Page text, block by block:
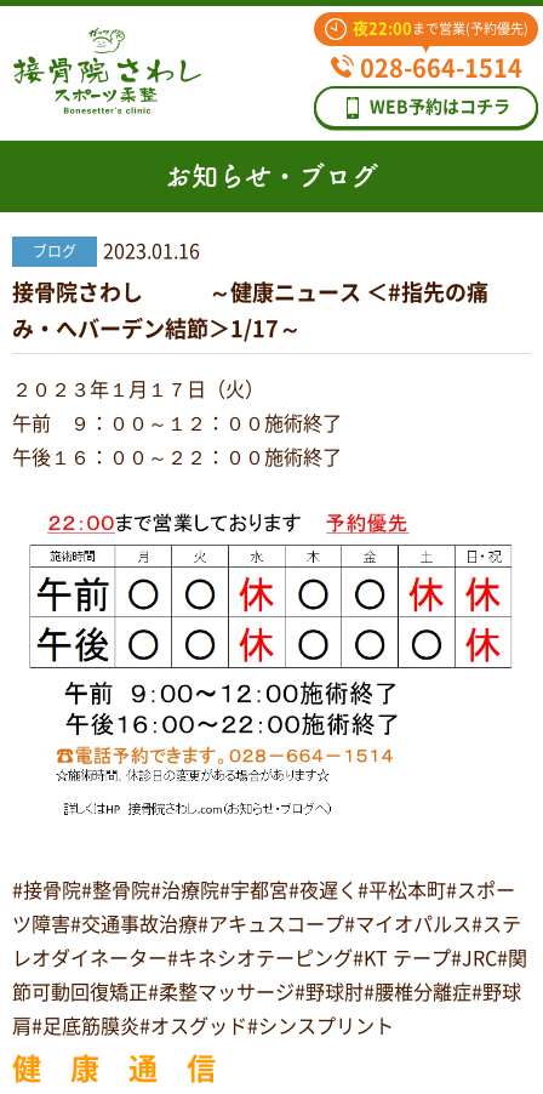
夜22:00 まで営業(予約優先)
028-664-1514
WEB予約はコチラ
お知らせ・ブログ
ブログ 2023.01.16
接骨院さわし ～健康ニュース ＜#指先の痛
み・へバーデン結節＞1/17～
２０２３年１月１７日（火）
午前 ９：００～１２：００施術終了
午後１６：００～２２：００施術終了
#接骨院#整骨院#治療院#宇都宮#夜遅く#平松本町#スポー
ツ障害#交通事故治療#アキュスコープ#マイオパルス#ステ
レオダイネーター#キネシオテーピング#KT テープ#JRC#関
節可動回復矯正#柔整マッサージ#野球肘#腰椎分離症#野球
肩#足底筋膜炎#オスグッド#シンスプリント
健 康 通 信